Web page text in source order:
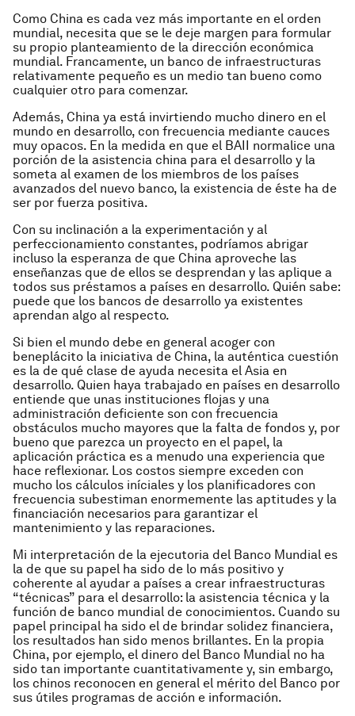
Como China es cada vez más importante en el orden
mundial, necesita que se le deje margen para formular
su propio planteamiento de la dirección económica
mundial. Francamente, un banco de infraestructuras
relativamente pequeño es un medio tan bueno como
cualquier otro para comenzar.
Además, China ya está invirtiendo mucho dinero en el
mundo en desarrollo, con frecuencia mediante cauces
muy opacos. En la medida en que el BAII normalice una
porción de la asistencia china para el desarrollo y la
someta al examen de los miembros de los países
avanzados del nuevo banco, la existencia de éste ha de
ser por fuerza positiva.
Con su inclinación a la experimentación y al
perfeccionamiento constantes, podríamos abrigar
incluso la esperanza de que China aproveche las
enseñanzas que de ellos se desprendan y las aplique a
todos sus préstamos a países en desarrollo. Quién sabe:
puede que los bancos de desarrollo ya existentes
aprendan algo al respecto.
Si bien el mundo debe en general acoger con
beneplácito la iniciativa de China, la auténtica cuestión
es la de qué clase de ayuda necesita el Asia en
desarrollo. Quien haya trabajado en países en desarrollo
entiende que unas instituciones flojas y una
administración deficiente son con frecuencia
obstáculos mucho mayores que la falta de fondos y, por
bueno que parezca un proyecto en el papel, la
aplicación práctica es a menudo una experiencia que
hace reflexionar. Los costos siempre exceden con
mucho los cálculos iníciales y los planificadores con
frecuencia subestiman enormemente las aptitudes y la
financiación necesarios para garantizar el
mantenimiento y las reparaciones.
Mi interpretación de la ejecutoria del Banco Mundial es
la de que su papel ha sido de lo más positivo y
coherente al ayudar a países a crear infraestructuras
“técnicas” para el desarrollo: la asistencia técnica y la
función de banco mundial de conocimientos. Cuando su
papel principal ha sido el de brindar solidez financiera,
los resultados han sido menos brillantes. En la propia
China, por ejemplo, el dinero del Banco Mundial no ha
sido tan importante cuantitativamente y, sin embargo,
los chinos reconocen en general el mérito del Banco por
sus útiles programas de acción e información.